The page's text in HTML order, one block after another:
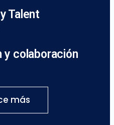
Talent
y colaboración
más